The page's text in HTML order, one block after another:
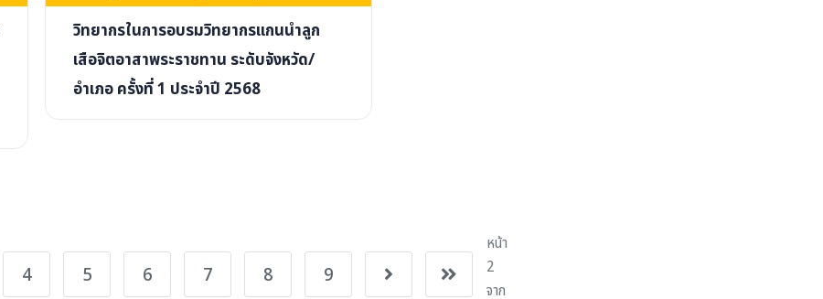
วิทยากรในการอบรมวิทยากรแกนนำลูก
เสือจิตอาสาพระราชทาน ระดับจังหวัด/
อำเภอ ครั้งที่ 1 ประจำปี 2568
4 5 6 7 8 9
หน้า
2
จาก